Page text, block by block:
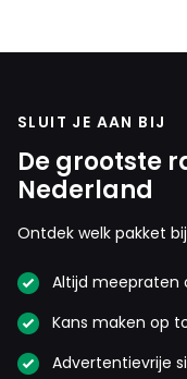
SLUIT JE AAN BIJ
De grootste
Nederland
Ontdek welk pakket
Altijd meepraten
Kans maken op
Advertentievrije